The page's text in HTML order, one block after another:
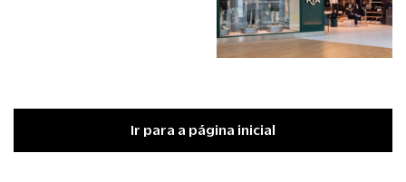
Ir para a página inicial